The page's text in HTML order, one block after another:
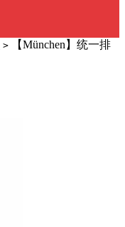
> 【München】统一排